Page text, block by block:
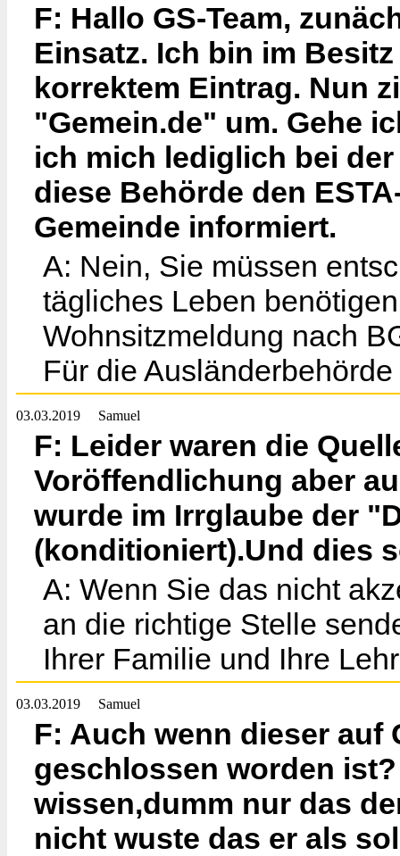
F: Hallo GS-Team,
Einsatz. Ich bin im
korrektem Eintrag. Nun
"Gemein.de" um. Gehe
ich mich lediglich bei
diese Behörde den
Gemeinde informiert.
A: Nein, Sie müssen
tägliches Leben
Wohnsitzmeldung nach
Für die
03.03.2019 Samuel
F: Leider waren die
Voröffendlichung aber
wurde im Irrglaube der
(konditioniert).Und dies
A: Wenn Sie das nicht
an die richtige Stelle
Ihrer Familie und Ihre
03.03.2019 Samuel
F: Auch wenn dieser auf
geschlossen worden
wissen,dumm nur das
nicht wuste das er als